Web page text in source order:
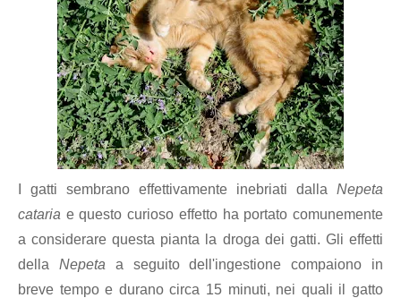
I gatti sembrano effettivamente inebriati dalla Nepeta
cataria e questo curioso effetto ha portato comunemente
a considerare questa pianta la droga dei gatti. Gli effetti
della Nepeta a seguito dell'ingestione compaiono in
breve tempo e durano circa 15 minuti, nei quali il gatto